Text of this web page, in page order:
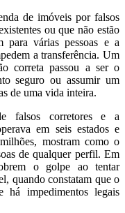
de imóveis por falsos
ou que não estão
para várias pessoas e a
a transferência. Um
correta passou a ser o
seguro ou assumir um
de uma vida inteira.
falsos corretores e a
em seis estados e
mostram como o
de qualquer perfil. Em
o golpe ao tentar
quando constatam que o
impedimentos legais